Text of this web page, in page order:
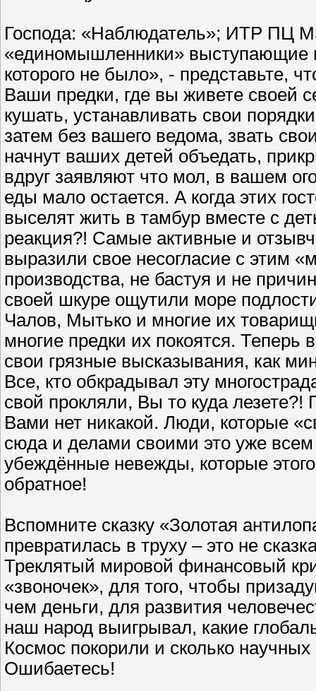
Господа: «Наблюдатель»; ИТР ПЦ
«единомышленники» выступающие
которого не было», - представьте,
Ваши предки, где вы живете своей
кушать, устанавливать свои
затем без вашего ведома, звать
начнут ваших детей объедать,
вдруг заявляют что мол, в вашем
еды мало остается. А когда этих
выселят жить в тамбур вместе с
реакция?! Самые активные и
выразили свое несогласие с этим
производства, не бастуя и не
своей шкуре ощутили море
Чалов, Мытько и многие их
многие предки их покоятся.
свои грязные высказывания, как
Все, кто обкрадывал эту
свой прокляли, Вы то куда
Вами нет никакой. Люди, которые
сюда и делами своими это уже
убеждённые невежды, которые
обратное!
Вспомните сказку «Золотая
превратилась в труху – это не
Треклятый мировой финансовый
«звоночек», для того, чтобы
чем деньги, для развития
наш народ выигрывал, какие
Космос покорили и сколько
Ошибаетесь!